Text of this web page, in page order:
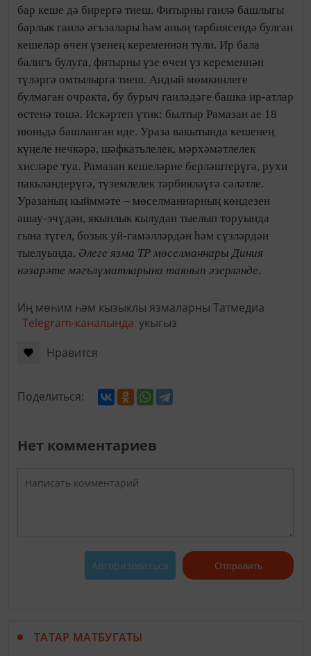
бар кеше дә бирергә тиеш. Фитырны гаилә башлыгы
барлык гаилә әгъзалары һәм аның тәрбиясендә булган
кешеләр өчен үзенең кеременнән түли. Ир бала
балигъ булуга, фитырны үзе өчен үз кеременнән
түләргә омтылырга тиеш. Андый мөмкинлеге
булмаган очракта, бу бурыч гаиләдәге башка ир-атлар
өстенә төшә. Искәртеп үтик: былтыр Рамазан ае 18
июньдә башланган иде. Ураза вакытында кешенең
күңеле нечкәрә, шәфкатьлелек, мәрхәмәтлелек
хисләре туа. Рамазан кешеләрне берләштерүгә, рухи
пакьләндерүгә, түземлелек тәрбияләүгә сәләтле.
Уразаның кыйммәте – мөселманнарның көндезен
ашау-эчүдән, якынлык кылудан тыелып торуында
гына түгел, бозык уй-гамәлләрдән һәм сүзләрдән
тыелуында. Әлеге язма ТР мөселманнары Диния
нәзарәте мәгълүматларына таянып әзерләнде.
Иң мөһим һәм кызыклы язмаларны Татмедиа
Telegram-каналында укыгыз
Нравится
Поделиться:
Нет комментариев
Авторизоваться Отправить
ТАТАР МАТБУГАТЫ